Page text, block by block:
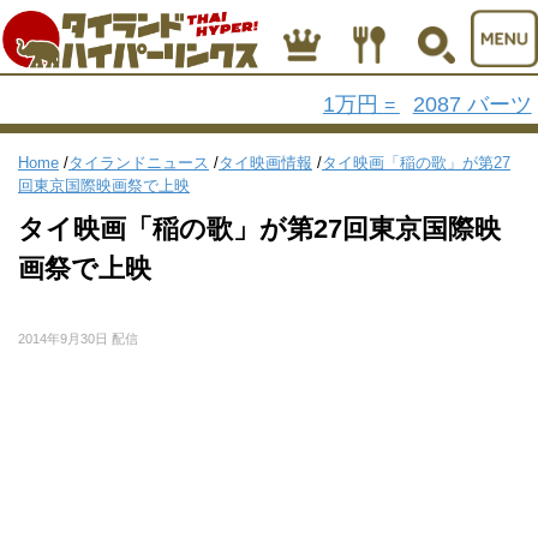
1万円 = 2087 バーツ
Home /タイランドニュース /タイ映画情報 /タイ映画「稲の歌」が第27
回東京国際映画祭で上映
タイ映画「稲の歌」が第27回東京国際映
画祭で上映
2014年9月30日 配信